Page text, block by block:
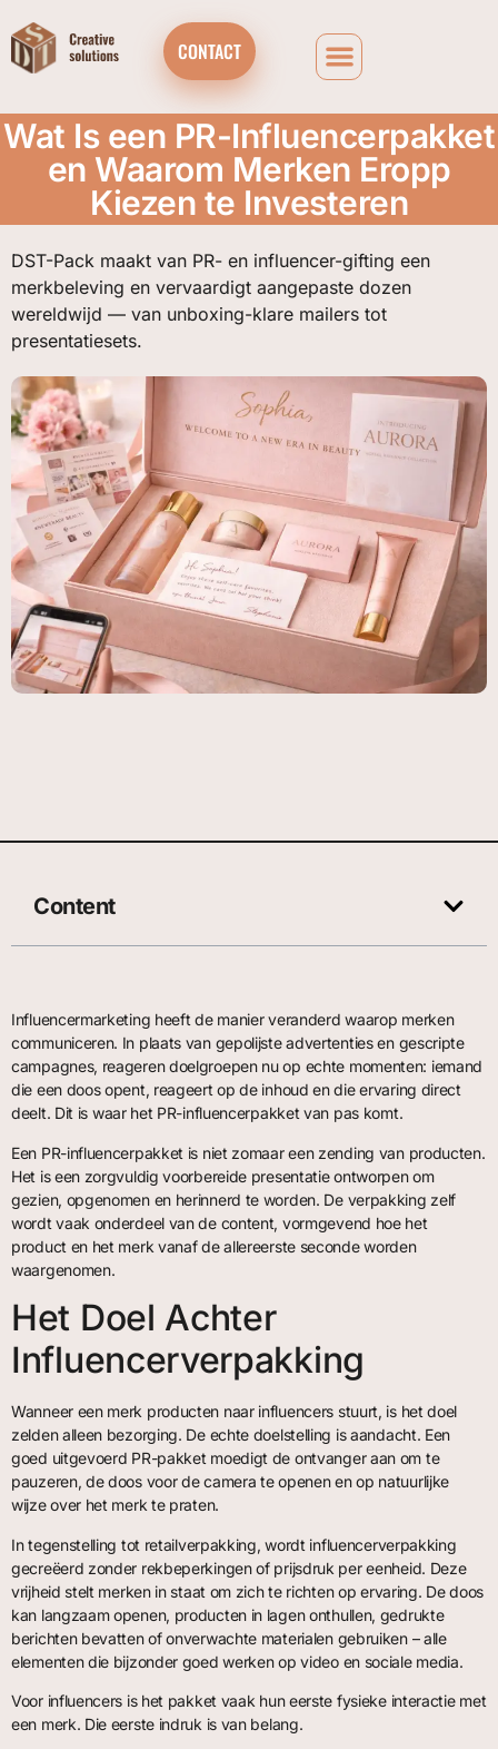
CONTACT
Wat Is een PR-Influencerpakket
en Waarom Merken Eropp
Kiezen te Investeren
DST-Pack maakt van PR- en influencer-gifting een
merkbeleving en vervaardigt aangepaste dozen
wereldwijd — van unboxing-klare mailers tot
presentatiesets.
Content
Influencermarketing heeft de manier veranderd waarop merken
communiceren. In plaats van gepolijste advertenties en gescripte
campagnes, reageren doelgroepen nu op echte momenten: iemand
die een doos opent, reageert op de inhoud en die ervaring direct
deelt. Dit is waar het PR-influencerpakket van pas komt.
Een PR-influencerpakket is niet zomaar een zending van producten.
Het is een zorgvuldig voorbereide presentatie ontworpen om
gezien, opgenomen en herinnerd te worden. De verpakking zelf
wordt vaak onderdeel van de content, vormgevend hoe het
product en het merk vanaf de allereerste seconde worden
waargenomen.
Het Doel Achter
Influencerverpakking
Wanneer een merk producten naar influencers stuurt, is het doel
zelden alleen bezorging. De echte doelstelling is aandacht. Een
goed uitgevoerd PR-pakket moedigt de ontvanger aan om te
pauzeren, de doos voor de camera te openen en op natuurlijke
wijze over het merk te praten.
In tegenstelling tot retailverpakking, wordt influencerverpakking
gecreëerd zonder rekbeperkingen of prijsdruk per eenheid. Deze
vrijheid stelt merken in staat om zich te richten op ervaring. De doos
kan langzaam openen, producten in lagen onthullen, gedrukte
berichten bevatten of onverwachte materialen gebruiken – alle
elementen die bijzonder goed werken op video en sociale media.
Voor influencers is het pakket vaak hun eerste fysieke interactie met
een merk. Die eerste indruk is van belang.